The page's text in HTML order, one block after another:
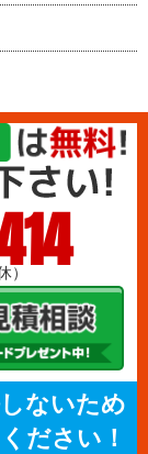
）
ないため
ださい！